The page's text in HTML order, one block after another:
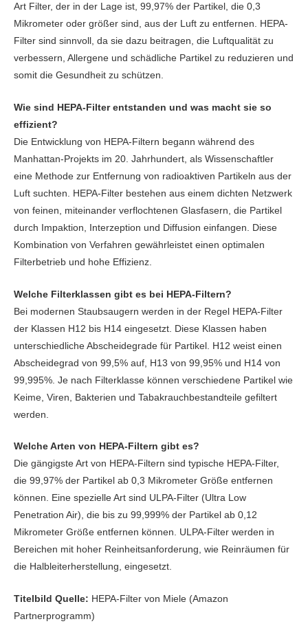
Art Filter, der in der Lage ist, 99,97% der Partikel, die 0,3
Mikrometer oder größer sind, aus der Luft zu entfernen. HEPA-
Filter sind sinnvoll, da sie dazu beitragen, die Luftqualität zu
verbessern, Allergene und schädliche Partikel zu reduzieren und
somit die Gesundheit zu schützen.
Wie sind HEPA-Filter entstanden und was macht sie so
effizient?
Die Entwicklung von HEPA-Filtern begann während des
Manhattan-Projekts im 20. Jahrhundert, als Wissenschaftler
eine Methode zur Entfernung von radioaktiven Partikeln aus der
Luft suchten. HEPA-Filter bestehen aus einem dichten Netzwerk
von feinen, miteinander verflochtenen Glasfasern, die Partikel
durch Impaktion, Interzeption und Diffusion einfangen. Diese
Kombination von Verfahren gewährleistet einen optimalen
Filterbetrieb und hohe Effizienz.
Welche Filterklassen gibt es bei HEPA-Filtern?
Bei modernen Staubsaugern werden in der Regel HEPA-Filter
der Klassen H12 bis H14 eingesetzt. Diese Klassen haben
unterschiedliche Abscheidegrade für Partikel. H12 weist einen
Abscheidegrad von 99,5% auf, H13 von 99,95% und H14 von
99,995%. Je nach Filterklasse können verschiedene Partikel wie
Keime, Viren, Bakterien und Tabakrauchbestandteile gefiltert
werden.
Welche Arten von HEPA-Filtern gibt es?
Die gängigste Art von HEPA-Filtern sind typische HEPA-Filter,
die 99,97% der Partikel ab 0,3 Mikrometer Größe entfernen
können. Eine spezielle Art sind ULPA-Filter (Ultra Low
Penetration Air), die bis zu 99,999% der Partikel ab 0,12
Mikrometer Größe entfernen können. ULPA-Filter werden in
Bereichen mit hoher Reinheitsanforderung, wie Reinräumen für
die Halbleiterherstellung, eingesetzt.
Titelbild Quelle: HEPA-Filter von Miele (Amazon
Partnerprogramm)